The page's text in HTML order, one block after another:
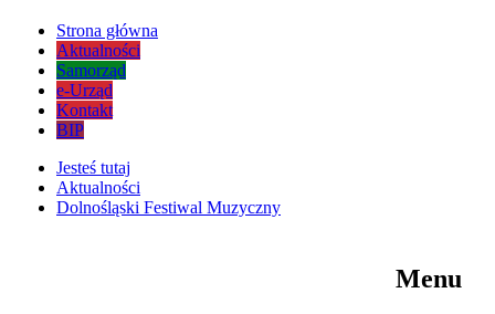
Strona główna
Aktualności
Samorząd
e-Urząd
Kontakt
BIP
Jesteś tutaj
Aktualności
Dolnośląski Festiwal Muzyczny
Menu